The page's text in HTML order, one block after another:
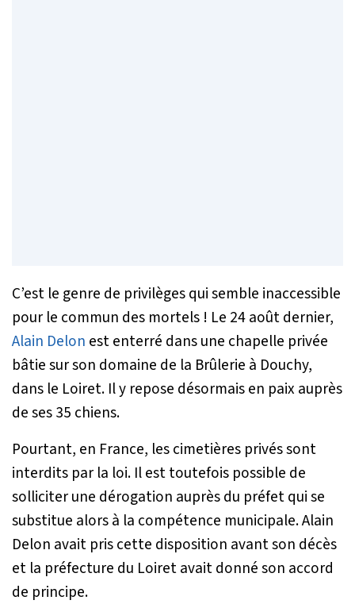
C’est le genre de privilèges qui semble inaccessible
pour le commun des mortels ! Le 24 août dernier,
Alain Delon est enterré dans une chapelle privée
bâtie sur son domaine de la Brûlerie à Douchy,
dans le Loiret. Il y repose désormais en paix auprès
de ses 35 chiens.
Pourtant, en France, les cimetières privés sont
interdits par la loi. Il est toutefois possible de
solliciter une dérogation auprès du préfet qui se
substitue alors à la compétence municipale. Alain
Delon avait pris cette disposition avant son décès
et la préfecture du Loiret avait donné son accord
de principe.